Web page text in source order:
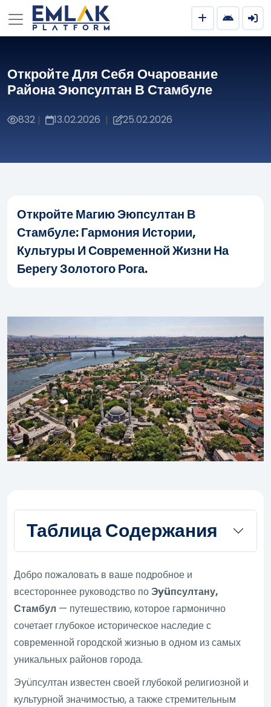
Откройте Для Себя Очарование
Района Эюпсултан В Стамбуле
832 | 13.02.2026 | 25.02.2026
Откройте Магию Эюпсултан В
Стамбуле: Гармония Истории,
Культуры И Современной Жизни На
Берегу Золотого Рога.
Таблица Содержания
Добро пожаловать в ваше подробное и
всестороннее руководство поЭyüпсултану,
Стамбул — путешествию, которое гармонично
сочетает глубокое историческое наследие с
современной городской жизнью в одном из самых
уникальных районов города.
Эyüпсултан известен своей глубокой религиозной и
культурной значимостью, а также стремительным